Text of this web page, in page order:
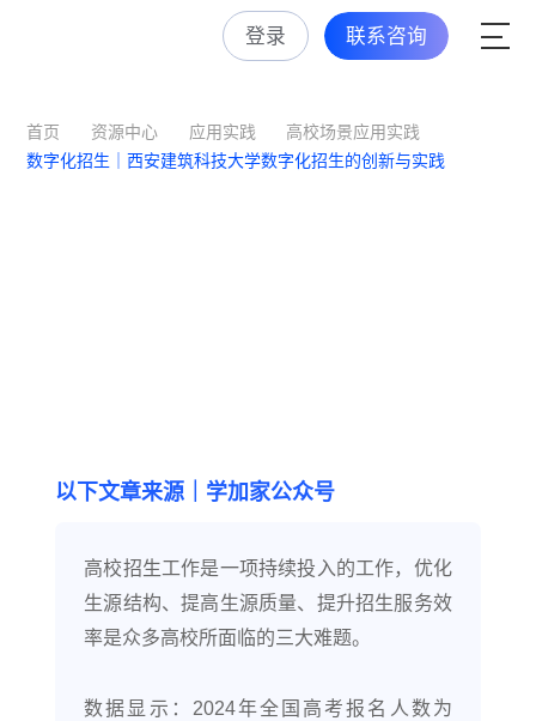
登录 联系咨询
首页 资源中心 应用实践
高校场景应用实践
数字化招生｜西安建筑科技大学数字化招生的创新与实践
以下文章来源｜学加家公众号
高校招生工作是一项持续投入的工作，优化
生源结构、提高生源质量、提升招生服务效
率是众多高校所面临的三大难题。
数据显示：2024年全国高考报名人数为